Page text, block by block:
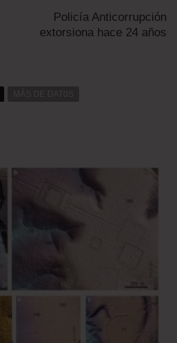
Policía Anticorrupción
extorsiona hace 24 años